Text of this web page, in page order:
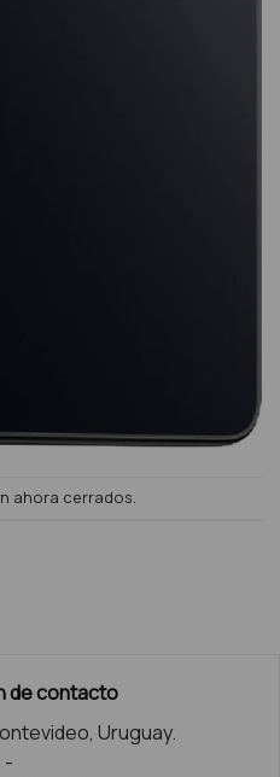
ahora cerrados.
de contacto
Uruguay.
-